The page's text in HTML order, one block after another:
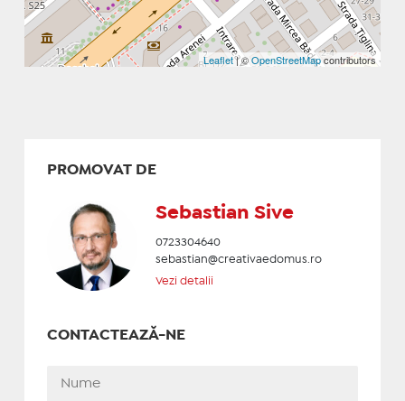
Leaflet| ©OpenStreetMapcontributors
PROMOVAT DE
Sebastian Sive
0723304640
sebastian@creativaedomus.ro
Vezi detalii
CONTACTEAZĂ-NE